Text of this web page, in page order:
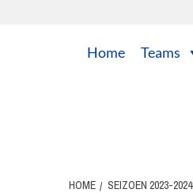
Home Teams
HOME SEIZOEN 2023-2024